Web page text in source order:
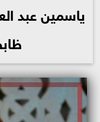
ياسمين عبد